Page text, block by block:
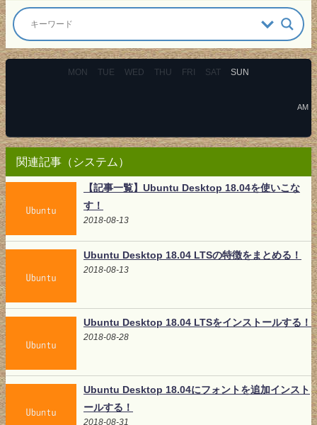
MON TUE WED THU FRI SAT SUN
AM
関連記事（システム）
【記事一覧】Ubuntu Desktop 18.04を使いこな
す！
2018-08-13
Ubuntu Desktop 18.04 LTSの特徴をまとめる！
2018-08-13
Ubuntu Desktop 18.04 LTSをインストールする！
2018-08-28
Ubuntu Desktop 18.04にフォントを追加インスト
ールする！
2018-08-31